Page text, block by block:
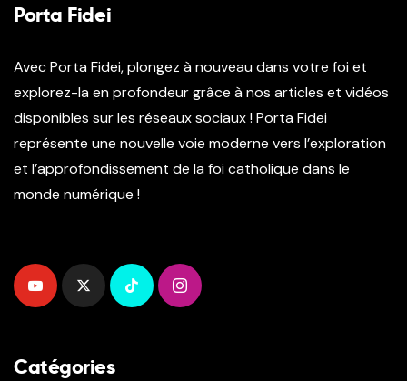
Porta Fidei
Avec Porta Fidei, plongez à nouveau dans votre foi et
explorez-la en profondeur grâce à nos articles et vidéos
disponibles sur les réseaux sociaux ! Porta Fidei
représente une nouvelle voie moderne vers l’exploration
et l’approfondissement de la foi catholique dans le
monde numérique !
Catégories